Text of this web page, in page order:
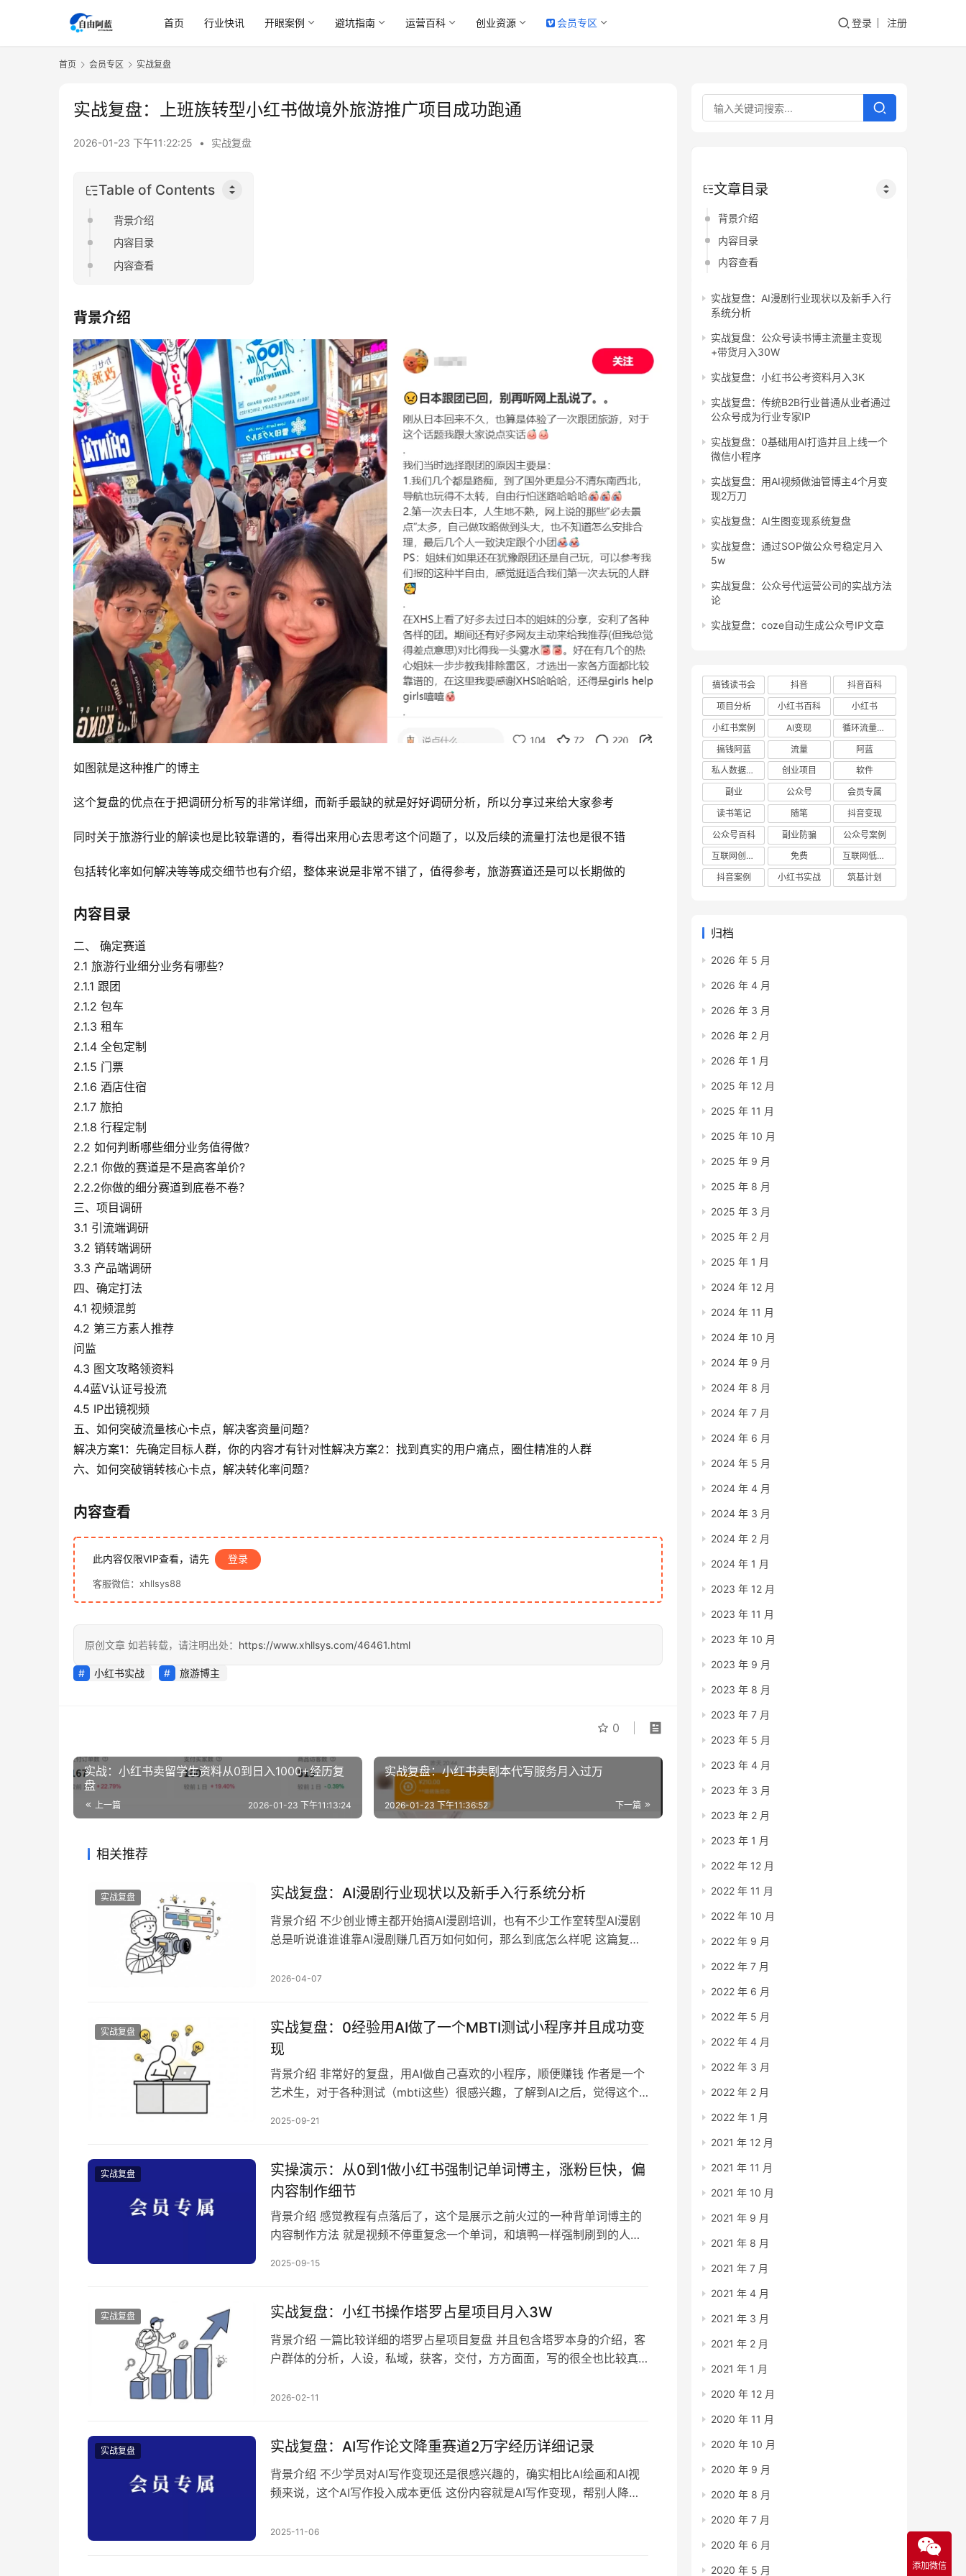
首页 行业快讯 开眼案例 避坑指南 运营百科 创业资源 会员专区 登录 注册
首页 会员专区 实战复盘
实战复盘：上班族转型小红书做境外旅游推广项目成功跑通
2026-01-23 下午11:22:25 • 实战复盘
Table of Contents
背景介绍
内容目录
内容查看
背景介绍
如图就是这种推广的博主
这个复盘的优点在于把调研分析写的非常详细，而新手最缺的就是好好调研分析，所以分享过来给大家参考
同时关于旅游行业的解读也是比较靠谱的，看得出来用心去思考这个问题了，以及后续的流量打法也是很不错
包括转化率如何解决等等成交细节也有介绍，整体来说是非常不错了，值得参考，旅游赛道还是可以长期做的
内容目录
二、 确定赛道
2.1 旅游行业细分业务有哪些?
2.1.1 跟团
2.1.2 包车
2.1.3 租车
2.1.4 全包定制
2.1.5 门票
2.1.6 酒店住宿
2.1.7 旅拍
2.1.8 行程定制
2.2 如何判断哪些细分业务值得做?
2.2.1 你做的赛道是不是高客单价?
2.2.2你做的细分赛道到底卷不卷？
三、项目调研
3.1 引流端调研
3.2 销转端调研
3.3 产品端调研
四、确定打法
4.1 视频混剪
4.2 第三方素人推荐
问监
4.3 图文攻略领资料
4.4蓝V认证号投流
4.5 IP出镜视频
五、如何突破流量核心卡点，解决客资量问题？
解决方案1：先确定目标人群，你的内容才有针对性解决方案2：找到真实的用户痛点，圈住精准的人群
六、如何突破销转核心卡点，解决转化率问题？
内容查看
此内容仅限VIP查看，请先 登录
客服微信：xhllsys88
原创文章 如若转载，请注明出处： https://www.xhllsys.com/46461.html
小红书实战 旅游博主
0
实战：小红书卖留学生资料从0到日入1000+经历复
盘
上一篇 2026-01-23 下午11:13:24
实战复盘：小红书卖剧本代写服务月入过万
下一篇
2026-01-23 下午11:36:52
相关推荐
实战复盘 实战复盘：AI漫剧行业现状以及新手入行系统分析
背景介绍 不少创业博主都开始搞AI漫剧培训，也有不少工作室转型AI漫剧
总是听说谁谁谁靠AI漫剧赚几百万如何如何，那么到底怎么样呢 这篇复盘
剧感兴趣，那么这个复盘值得一看（注意文章时间，是有时效性的，AI行
2026-04-07
实战复盘
实战复盘：0经验用AI做了一个MBTI测试小程序并且成功变
现
背景介绍 非常好的复盘，用AI做自己喜欢的小程序，顺便赚钱 作者是一个
艺术生，对于各种测试（mbti这些）很感兴趣，了解到AI之后，觉得这个
鉴意义的成功案例，比…
2025-09-21
实战复盘
实操演示：从0到1做小红书强制记单词博主，涨粉巨快，偏
内容制作细节
背景介绍 感觉教程有点落后了，这个是展示之前火过的一种背单词博主的
内容制作方法 就是视频不停重复念一个单词，和填鸭一样强制刷到的人背
4.1 匹配字幕4.2制作天…
2025-09-15
实战复盘 实战复盘：小红书操作塔罗占星项目月入3W
背景介绍 一篇比较详细的塔罗占星项目复盘 并且包含塔罗本身的介绍，客
户群体的分析，人设，私域，获客，交付，方方面面，写的很全也比较真
痕迹，但是不影响阅读和本身的价值，不是那种泛泛而谈最后卖课的复
2026-02-11
实战复盘 实战复盘：AI写作论文降重赛道2万字经历详细记录
背景介绍 不少学员对AI写作变现还是很感兴趣的，确实相比AI绘画和AI视
频来说，这个AI写作投入成本更低 这份内容就是AI写作变现，帮别人降
为 复盘很详细，接近两万字，完全就是别人的培训教材级别的了，包含小
2025-11-06
文章目录
背景介绍
内容目录
内容查看
实战复盘：AI漫剧行业现状以及新手入行
系统分析
实战复盘：公众号读书博主流量主变现
+带货月入30W
实战复盘：小红书公考资料月入3K
实战复盘：传统B2B行业普通从业者通过
公众号成为行业专家IP
实战复盘：0基础用AI打造并且上线一个
微信小程序
实战复盘：用AI视频做油管博主4个月变
现2万刀
实战复盘：AI生图变现系统复盘
实战复盘：通过SOP做公众号稳定月入
5w
实战复盘：公众号代运营公司的实战方法
论
实战复盘：coze自动生成公众号IP文章
搞钱读书会 抖音
抖音百科
项目分析
小红书百科
小红书
小红书案例
AI变现
循环流量实验室
搞钱阿蓝
流量
阿蓝
私人数据库项目
创业项目
软件
副业
公众号
会员专属
读书笔记
随笔
抖音变现
公众号百科
副业防骗
公众号案例
互联网创业项目
免费
互联网低成本创业项目
抖音案例
小红书实战 筑基计划
归档
2026 年 5 月
2026 年 4 月
2026 年 3 月
2026 年 2 月
2026 年 1 月
2025 年 12 月
2025 年 11 月
2025 年 10 月
2025 年 9 月
2025 年 8 月
2025 年 3 月
2025 年 2 月
2025 年 1 月
2024 年 12 月
2024 年 11 月
2024 年 10 月
2024 年 9 月
2024 年 8 月
2024 年 7 月
2024 年 6 月
2024 年 5 月
2024 年 4 月
2024 年 3 月
2024 年 2 月
2024 年 1 月
2023 年 12 月
2023 年 11 月
2023 年 10 月
2023 年 9 月
2023 年 8 月
2023 年 7 月
2023 年 5 月
2023 年 4 月
2023 年 3 月
2023 年 2 月
2023 年 1 月
2022 年 12 月
2022 年 11 月
2022 年 10 月
2022 年 9 月
2022 年 7 月
2022 年 6 月
2022 年 5 月
2022 年 4 月
2022 年 3 月
2022 年 2 月
2022 年 1 月
2021 年 12 月
2021 年 11 月
2021 年 10 月
2021 年 9 月
2021 年 8 月
2021 年 7 月
2021 年 4 月
2021 年 3 月
2021 年 2 月
2021 年 1 月
2020 年 12 月
2020 年 11 月
2020 年 10 月
2020 年 9 月
2020 年 8 月
2020 年 7 月
2020 年 6 月
2020 年 5 月 添加微信